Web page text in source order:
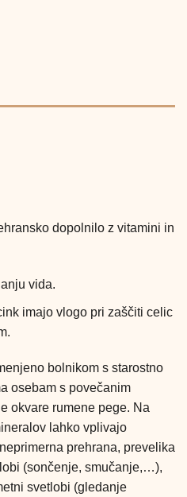
dopolnilo z vitamini in
vida.
imajo vlogo pri zaščiti celic
bolnikom s starostno
osebam s povečanim
okvare rumene pege. Na
lahko vplivajo
prehrana, prevelika
(sončenje, smučanje,…),
svetlobi (gledanje